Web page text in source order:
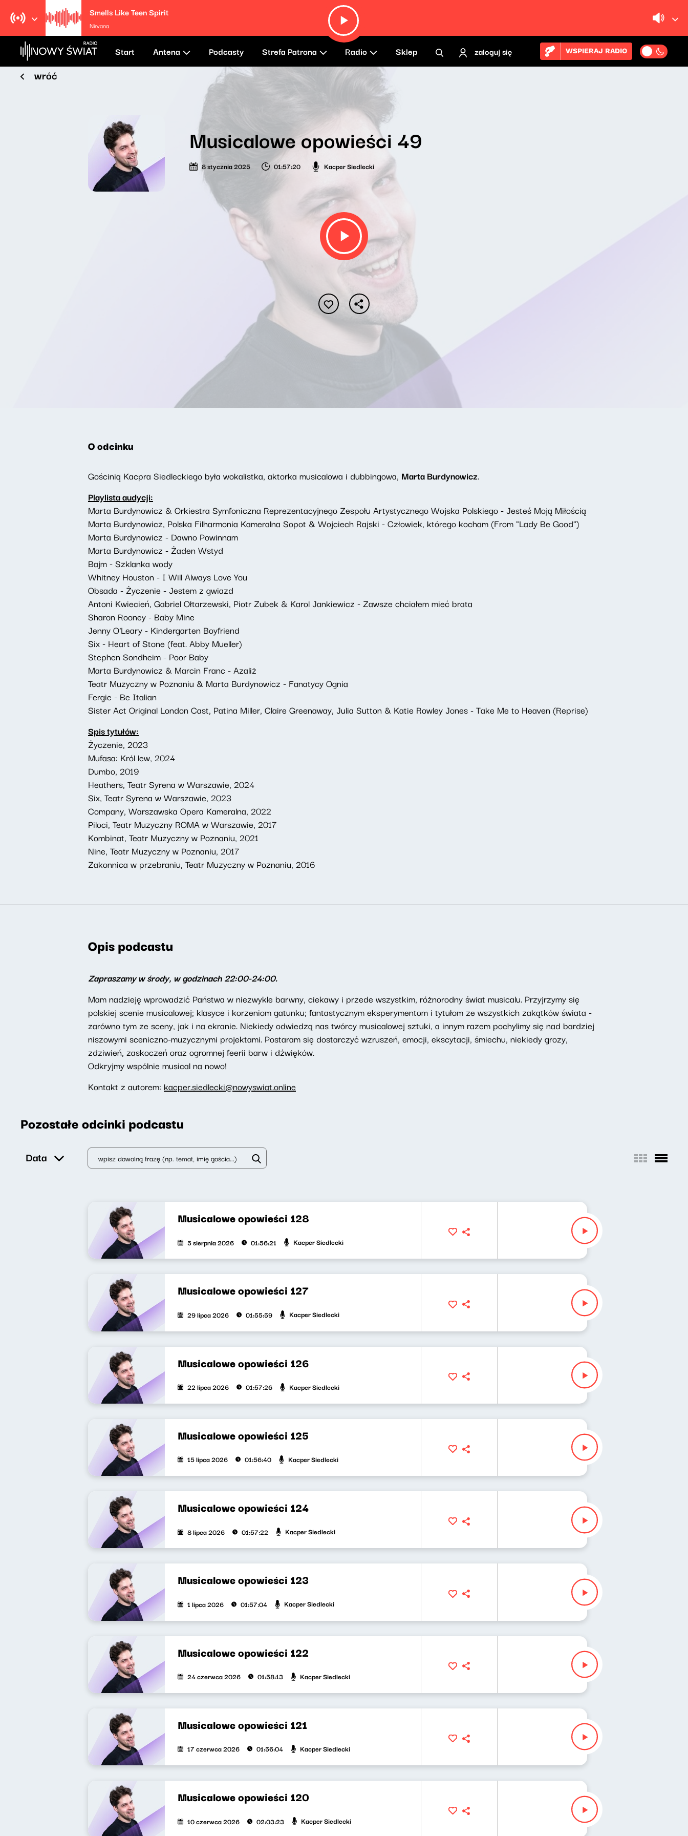
Smells Like Teen Spirit
Nirvana
Start Antena Podcasty Strefa Patrona Radio Sklep zaloguj się WSPIERAJ RADIO
wróć
Musicalowe opowieści 49
8 stycznia 2025 01:57:20 Kacper Siedlecki
O odcinku
Gościnią Kacpra Siedleckiego była wokalistka, aktorka musicalowa i dubbingowa, Marta Burdynowicz.
Playlista audycji:
Marta Burdynowicz & Orkiestra Symfoniczna Reprezentacyjnego Zespołu Artystycznego Wojska Polskiego - Jesteś Moją Miłością
Marta Burdynowicz, Polska Filharmonia Kameralna Sopot & Wojciech Rajski - Człowiek, którego kocham (From "Lady Be Good")
Marta Burdynowicz - Dawno Powinnam
Marta Burdynowicz - Żaden Wstyd
Bajm - Szklanka wody
Whitney Houston - I Will Always Love You
Obsada - Życzenie - Jestem z gwiazd
Antoni Kwiecień, Gabriel Ołtarzewski, Piotr Zubek & Karol Jankiewicz - Zawsze chciałem mieć brata
Sharon Rooney - Baby Mine
Jenny O'Leary - Kindergarten Boyfriend
Six - Heart of Stone (feat. Abby Mueller)
Stephen Sondheim - Poor Baby
Marta Burdynowicz & Marcin Franc - Azaliż
Teatr Muzyczny w Poznaniu & Marta Burdynowicz - Fanatycy Ognia
Fergie - Be Italian
Sister Act Original London Cast, Patina Miller, Claire Greenaway, Julia Sutton & Katie Rowley Jones - Take Me to Heaven (Reprise)
Spis tytułów:
Życzenie, 2023
Mufasa: Król lew, 2024
Dumbo, 2019
Heathers, Teatr Syrena w Warszawie, 2024
Six, Teatr Syrena w Warszawie, 2023
Company, Warszawska Opera Kameralna, 2022
Piloci, Teatr Muzyczny ROMA w Warszawie, 2017
Kombinat, Teatr Muzyczny w Poznaniu, 2021
Nine, Teatr Muzyczny w Poznaniu, 2017
Zakonnica w przebraniu, Teatr Muzyczny w Poznaniu, 2016
Opis podcastu
Zapraszamy w środy, w godzinach 22:00-24:00.
Mam nadzieję wprowadzić Państwa w niezwykle barwny, ciekawy i przede wszystkim, różnorodny świat musicalu. Przyjrzymy się
polskiej scenie musicalowej; klasyce i korzeniom gatunku; fantastycznym eksperymentom i tytułom ze wszystkich zakątków świata -
zarówno tym ze sceny, jak i na ekranie. Niekiedy odwiedzą nas twórcy musicalowej sztuki, a innym razem pochylimy się nad bardziej
niszowymi sceniczno-muzycznymi projektami. Postaram się dostarczyć wzruszeń, emocji, ekscytacji, śmiechu, niekiedy grozy,
zdziwień, zaskoczeń oraz ogromnej feerii barw i dźwięków.
Odkryjmy wspólnie musical na nowo!
Kontakt z autorem: kacper.siedlecki@nowyswiat.online
Pozostałe odcinki podcastu
Data
Musicalowe opowieści 128
5 sierpnia 2026 01:56:21 Kacper Siedlecki
Musicalowe opowieści 127
29 lipca 2026 01:55:59 Kacper Siedlecki
Musicalowe opowieści 126
22 lipca 2026 01:57:26 Kacper Siedlecki
Musicalowe opowieści 125
15 lipca 2026 01:56:40 Kacper Siedlecki
Musicalowe opowieści 124
8 lipca 2026 01:57:22 Kacper Siedlecki
Musicalowe opowieści 123
1 lipca 2026 01:57:04 Kacper Siedlecki
Musicalowe opowieści 122
24 czerwca 2026 01:58:13 Kacper Siedlecki
Musicalowe opowieści 121
17 czerwca 2026 01:56:04 Kacper Siedlecki
Musicalowe opowieści 120
10 czerwca 2026 02:03:23 Kacper Siedlecki